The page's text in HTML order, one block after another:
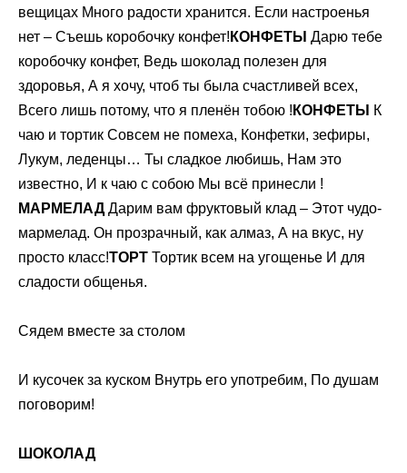
вещицах Много радости хранится. Если настроенья
нет – Съешь коробочку конфет! КОНФЕТЫ Дарю тебе
коробочку конфет, Ведь шоколад полезен для
здоровья, А я хочу, чтоб ты была счастливей всех,
Всего лишь потому, что я пленён тобою ! КОНФЕТЫ
К
чаю и тортик Совсем не помеха, Конфетки, зефиры,
Лукум, леденцы… Ты сладкое любишь, Нам это
известно, И к чаю с собою Мы всё принесли !
МАРМЕЛАДДарим вам фруктовый клад – Этот чудо-
мармелад. Он прозрачный, как алмаз, А на вкус, ну
просто класс!ТОРТ Тортик всем на угощенье И для
сладости общенья.
Сядем вместе за столом
И кусочек за куском Внутрь его употребим, По душам
поговорим!
ШОКОЛАД